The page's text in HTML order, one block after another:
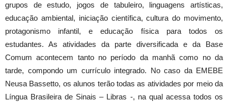
grupos de estudo, jogos de tabuleiro, linguagens artísticas,
educação ambiental, iniciação científica, cultura do movimento,
protagonismo infantil, e educação física para todos os
estudantes. As atividades da parte diversificada e da Base
Comum acontecem tanto no período da manhã como no da
tarde, compondo um currículo integrado. No caso da EMEBE
Neusa Bassetto, os alunos terão todas as atividades por meio da
Língua Brasileira de Sinais – Libras -, na qual acessa todos os